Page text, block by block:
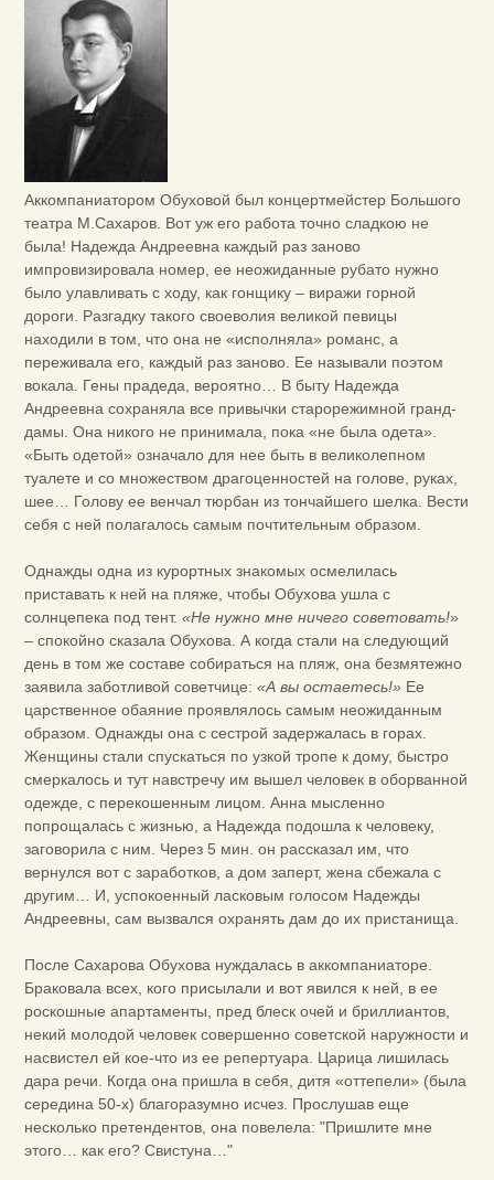
Аккомпаниатором Обуховой был концертмейстер Большого
театра М.Сахаров. Вот уж его работа точно сладкою не
была! Надежда Андреевна каждый раз заново
импровизировала номер, ее неожиданные рубато нужно
было улавливать с ходу, как гонщику – виражи горной
дороги. Разгадку такого своеволия великой певицы
находили в том, что она не «исполняла» романс, а
переживала его, каждый раз заново. Ее называли поэтом
вокала. Гены прадеда, вероятно… В быту Надежда
Андреевна сохраняла все привычки старорежимной гранд-
дамы. Она никого не принимала, пока «не была одета».
«Быть одетой» означало для нее быть в великолепном
туалете и со множеством драгоценностей на голове, руках,
шее… Голову ее венчал тюрбан из тончайшего шелка. Вести
себя с ней полагалось самым почтительным образом.
Однажды одна из курортных знакомых осмелилась
приставать к ней на пляже, чтобы Обухова ушла с
солнцепека под тент. «Не нужно мне ничего советовать!»
– спокойно сказала Обухова. А когда стали на следующий
день в том же составе собираться на пляж, она безмятежно
заявила заботливой советчице: «А вы остаетесь!» Ее
царственное обаяние проявлялось самым неожиданным
образом. Однажды она с сестрой задержалась в горах.
Женщины стали спускаться по узкой тропе к дому, быстро
смеркалось и тут навстречу им вышел человек в оборванной
одежде, с перекошенным лицом. Анна мысленно
попрощалась с жизнью, а Надежда подошла к человеку,
заговорила с ним. Через 5 мин. он рассказал им, что
вернулся вот с заработков, а дом заперт, жена сбежала с
другим… И, успокоенный ласковым голосом Надежды
Андреевны, сам вызвался охранять дам до их пристанища.
После Сахарова Обухова нуждалась в аккомпаниаторе.
Браковала всех, кого присылали и вот явился к ней, в ее
роскошные апартаменты, пред блеск очей и бриллиантов,
некий молодой человек совершенно советской наружности и
насвистел ей кое-что из ее репертуара. Царица лишилась
дара речи. Когда она пришла в себя, дитя «оттепели» (была
середина 50-х) благоразумно исчез. Прослушав еще
несколько претендентов, она повелела: "Пришлите мне
этого… как его? Свистуна…"